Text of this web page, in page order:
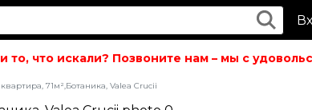
что искали? Позвоните нам – мы с
71м²,Ботаника, Valea Crucii